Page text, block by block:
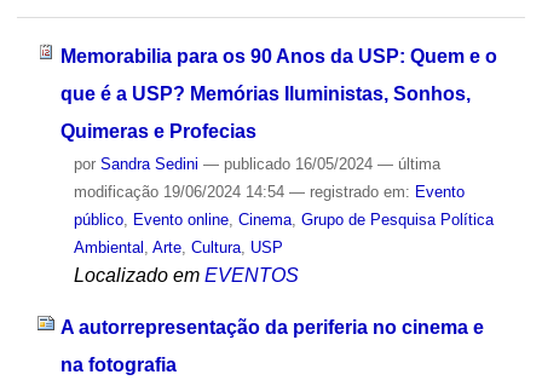
Memorabilia para os 90 Anos da USP: Quem e o
que é a USP? Memórias Iluministas, Sonhos,
Quimeras e Profecias
por Sandra Sedini — publicado16/05/2024 — última
modificação19/06/2024 14:54 — registrado em: Evento
público, Evento online, Cinema, Grupo de Pesquisa Política
Ambiental
Arte, Cultura, USP
Localizado em EVENTOS
A autorrepresentação da periferia no cinema e
na fotografia